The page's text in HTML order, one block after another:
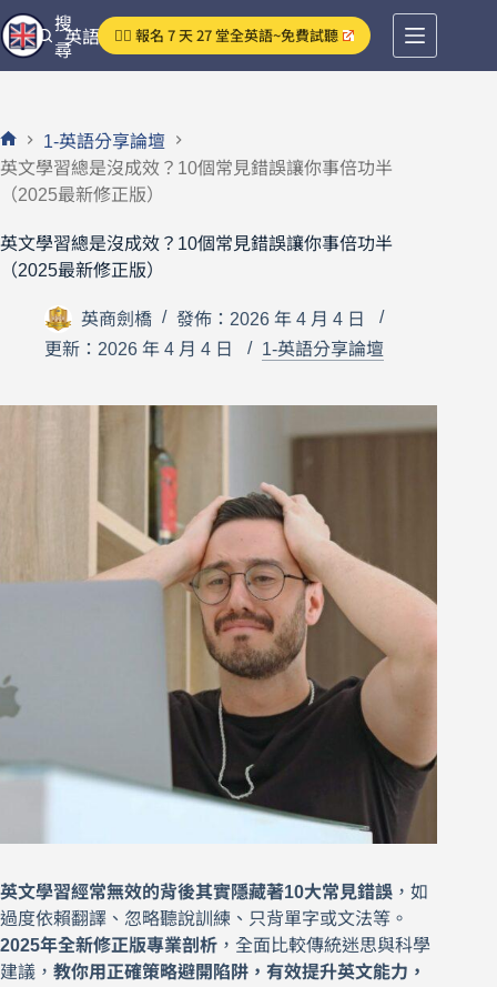
跳
至
主
容
英語分享論壇
搜
尋
👉🏻 報名 7 天 27 堂全英語~免費試聽
首
頁
1-英語分享論壇
英文學習總是沒成效？10個常見錯誤讓你事倍功半
（2025最新修正版）
英文學習總是沒成效？10個常見錯誤讓你事倍功半
（2025最新修正版）
英商劍橋
發佈：2026 年 4 月 4 日
更新：2026 年 4 月 4 日
1-英語分享論壇
英文學習經常無效的背後其實隱藏著10大常見錯誤 ，如
過度依賴翻譯、忽略聽說訓練、只背單字或文法等。
2025年全新修正版專業剖析 ，全面比較傳統迷思與科學
建議， 教你用正確策略避開陷阱，有效提升英文能力，